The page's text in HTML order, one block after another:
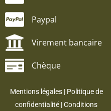
Paypal
Virement bancaire
Chèque
Mentions légales| Politique de
confidentialité |Conditions